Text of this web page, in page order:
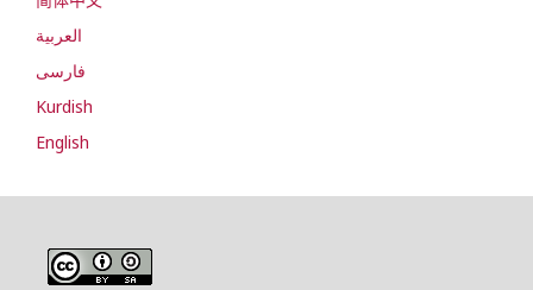
العربية
فارسی
Kurdish
English